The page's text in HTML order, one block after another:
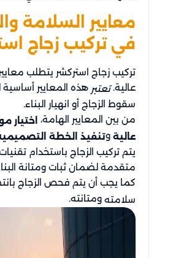
معايير السلامة
في تركيب زجاج
تركيب زجاج استركشر يتطلب
عالية.تعتبر هذه المعايير
سقوط الزجاج أو انهيار البناء.
من بين المعايير الهامة، اختيار
عالية وتنفيذ الخطة
يتم تركيب الزجاج باستخدام
متقدمة لضمان ثبات ومتانة
كما يجب أن يتم فحص الزجاج
سلامته ومتانته.